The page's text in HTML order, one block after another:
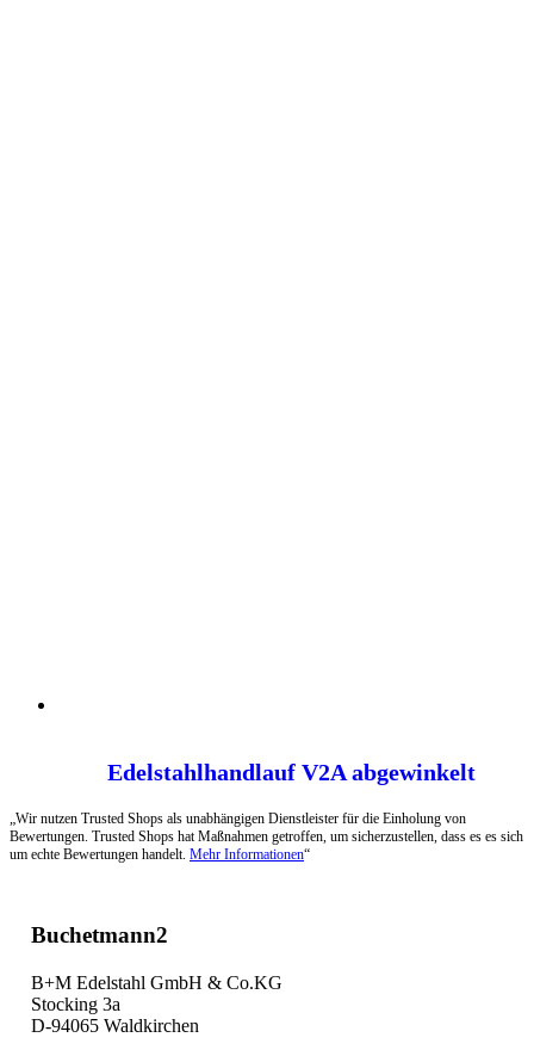
Edelstahlhandlauf V2A abgewinkelt
„Wir nutzen Trusted Shops als unabhängigen Dienstleister für die Einholung von
Bewertungen. Trusted Shops hat Maßnahmen getroffen, um sicherzustellen, dass es es sich
um echte Bewertungen handelt. Mehr Informationen“
Buchetmann2
B+M Edelstahl GmbH & Co.KG
Stocking 3a
D-94065 Waldkirchen